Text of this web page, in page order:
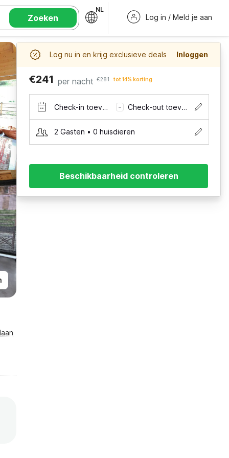
Zoeken
NL
Log in / Meld je aan
Log nu in en krijg exclusieve deals Inloggen
€241 per nacht €281 tot 14% korting
Check-in toevoegen – Check-out toevoegen
2 Gasten • 0 huisdieren
Beschikbaarheid controleren